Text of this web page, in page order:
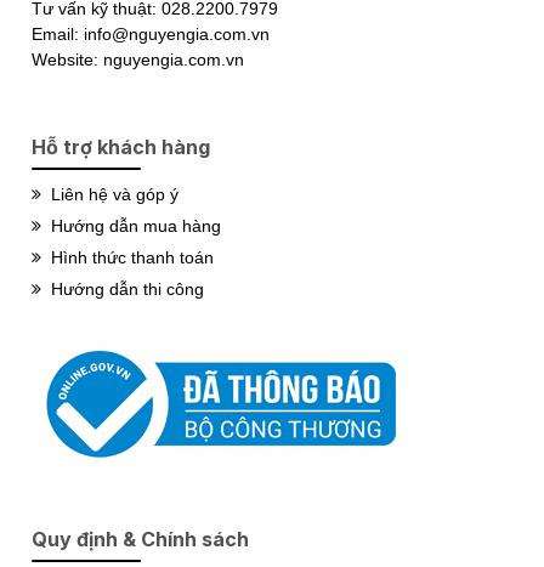
Tư vấn kỹ thuật: 028.2200.7979
Email: info@nguyengia.com.vn
Website: nguyengia.com.vn
Hỗ trợ khách hàng
Liên hệ và góp ý
Hướng dẫn mua hàng
Hình thức thanh toán
Hướng dẫn thi công
Quy định & Chính sách